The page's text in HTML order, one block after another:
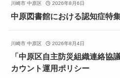
川崎市 中原区 2026年8月6日
中原図書館における認知症特
川崎市 中原区 2026年8月4日
「中原区自主防災組織連絡協
カウント運用ポリシー